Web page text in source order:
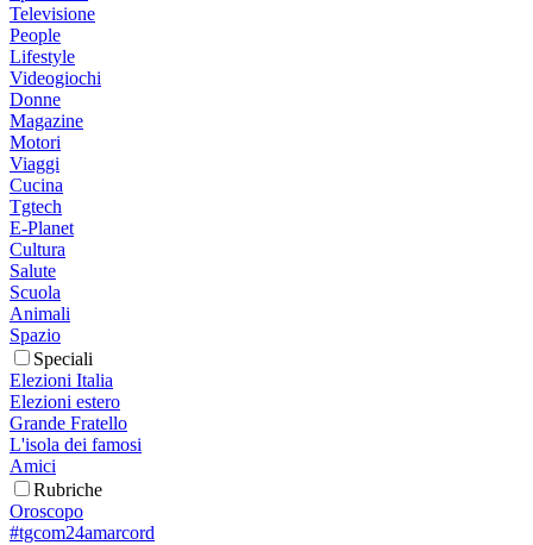
Televisione
People
Lifestyle
Videogiochi
Donne
Magazine
Motori
Viaggi
Cucina
Tgtech
E-Planet
Cultura
Salute
Scuola
Animali
Spazio
Speciali
Elezioni Italia
Elezioni estero
Grande Fratello
L'isola dei famosi
Amici
Rubriche
Oroscopo
#tgcom24amarcord